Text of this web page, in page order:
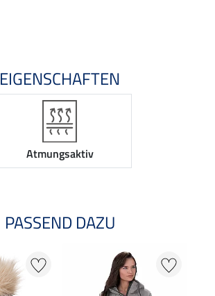
EIGENSCHAFTEN
Atmungsaktiv
PASSEND DAZU